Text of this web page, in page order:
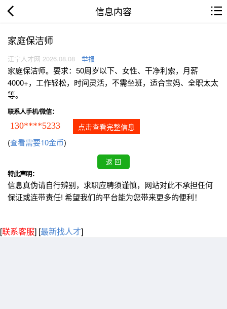
信息内容
家庭保洁师
江宁人才网 2026.08.08 举报
家庭保洁师。要求：50周岁以下、女性、干净利索，月薪
4000+，工作轻松，时间灵活，不需坐班，适合宝妈、全职太太
等。
联系人手机/微信：
130****5233 点击查看完整信息
(查看需要10金币)
特此声明：
信息真伪请自行辨别，求职应聘须谨慎，网站对此不承担任何
保证或连带责任! 希望我们的平台能为您带来更多的便利！
[联系客服] [最新找人才]